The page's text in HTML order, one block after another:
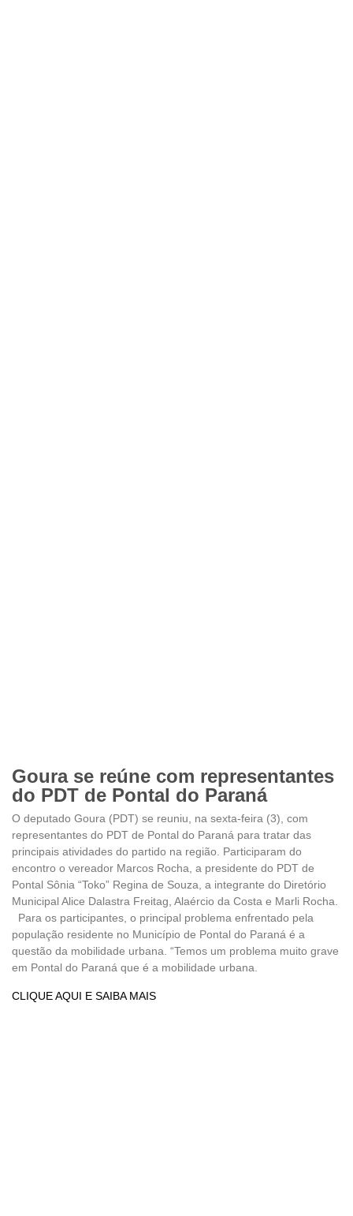
Goura se reúne com representantes
do PDT de Pontal do Paraná
O deputado Goura (PDT) se reuniu, na sexta-feira (3), com
representantes do PDT de Pontal do Paraná para tratar das
principais atividades do partido na região. Participaram do
encontro o vereador Marcos Rocha, a presidente do PDT de
Pontal Sônia “Toko” Regina de Souza, a integrante do Diretório
Municipal Alice Dalastra Freitag, Alaércio da Costa e Marli Rocha.
Para os participantes, o principal problema enfrentado pela
população residente no Município de Pontal do Paraná é a
questão da mobilidade urbana. “Temos um problema muito grave
em Pontal do Paraná que é a mobilidade urbana.
CLIQUE AQUI E SAIBA MAIS